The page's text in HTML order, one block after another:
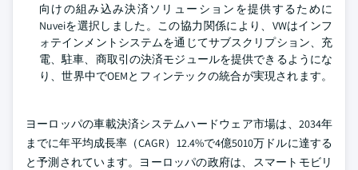
向けの組み込み決済ソリューションを提供するために
Nuveiを選択しました。この協力関係により、VWはインフ
ォテインメントシステムを通じてサブスクリプション、充
電、駐車、商取引の決済モジュールを提供できるようにな
り、世界中でOEMとフィンテックの統合が実現されます。
ヨーロッパの車載決済システムハードウェア市場は、2034年
までに年平均成長率（CAGR）12.4%で4億5010万ドルに達する
と予測されています。ヨーロッパの政府は、スマートモビリ